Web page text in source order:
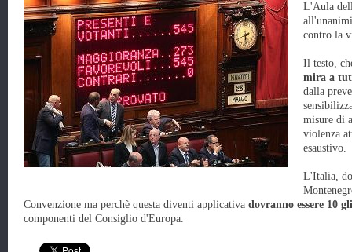
L'Aula
contro la
Il testo,
mira a
dalla
misure di
violenza
esaustivo.
L'Italia,
Convenzione ma perchè questa diventi applicativa dovranno essere 10
componenti del Consiglio d'Europa.